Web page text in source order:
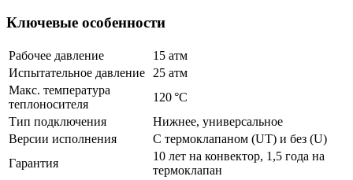
Ключевые особенности
Рабочее давление
15 атм
Испытательное давление
25 атм
Макс. температура
теплоносителя
120 °C
Тип подключения
Нижнее, универсальное
Версии исполнения
С термоклапаном (UT) и без (U)
Гарантия
10 лет на конвектор, 1,5 года на
термоклапан